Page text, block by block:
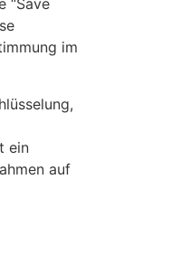
“Save
im
ein
auf